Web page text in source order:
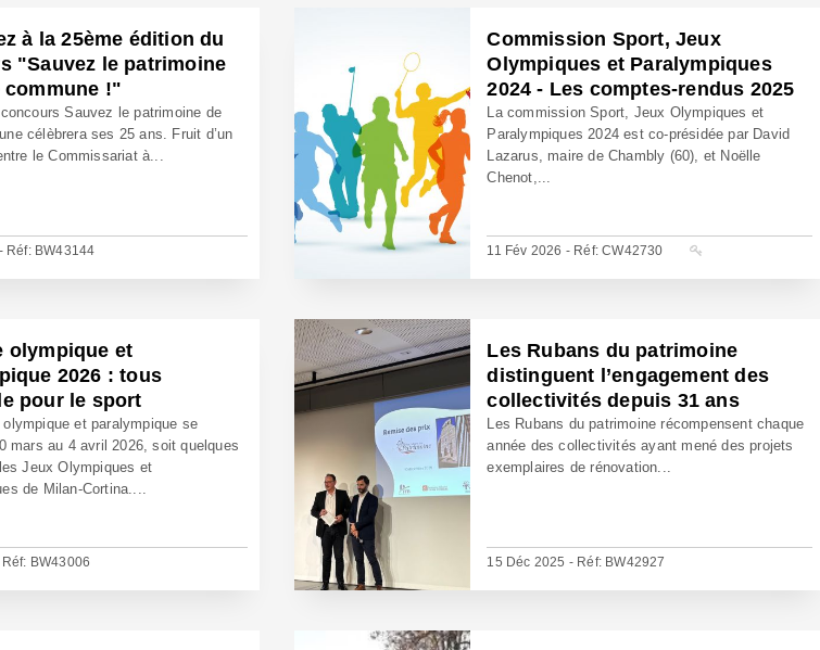
à la 25ème édition du
"Sauvez le patrimoine
commune !"
Sauvez le patrimoine de
célèbrera ses 25 ans. Fruit d’un
le Commissariat à...
Réf: BW43144
Commission Sport, Jeux
Olympiques et Paralympiques
2024 - Les comptes-rendus 2025
La commission Sport, Jeux Olympiques et
Paralympiques 2024 est co-présidée par David
Lazarus, maire de Chambly (60), et Noëlle
Chenot,...
11 Fév 2026 - Réf: CW42730
olympique et
2026 : tous
pour le sport
olympique et paralympique se
mars au 4 avril 2026, soit quelques
Jeux Olympiques et
de Milan-Cortina....
BW43006
Les Rubans du patrimoine
distinguent l’engagement des
collectivités depuis 31 ans
Les Rubans du patrimoine récompensent chaque
année des collectivités ayant mené des projets
exemplaires de rénovation...
15 Déc 2025 - Réf: BW42927